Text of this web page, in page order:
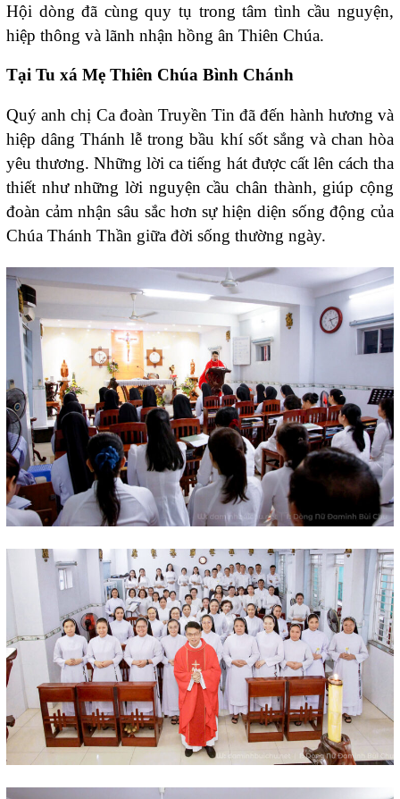
Hội dòng đã cùng quy tụ trong tâm tình cầu nguyện,
hiệp thông và lãnh nhận hồng ân Thiên Chúa.
Tại Tu xá Mẹ Thiên Chúa Bình Chánh
Quý anh chị Ca đoàn Truyền Tin đã đến hành hương và
hiệp dâng Thánh lễ trong bầu khí sốt sắng và chan hòa
yêu thương. Những lời ca tiếng hát được cất lên cách tha
thiết như những lời nguyện cầu chân thành, giúp cộng
đoàn cảm nhận sâu sắc hơn sự hiện diện sống động của
Chúa Thánh Thần giữa đời sống thường ngày.